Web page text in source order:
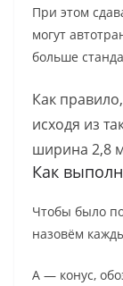
При этом
могут
больше
Как
исходя из
ширина 2,8
Как
Чтобы было
назовём
А — конус,